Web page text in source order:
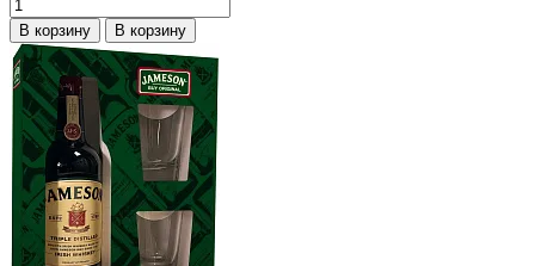
В корзину В корзину